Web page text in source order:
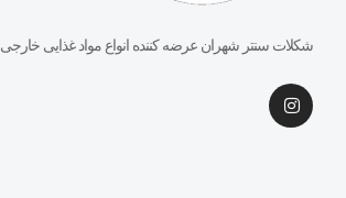
شکلات سنتر شهران عرضه کننده انواع مواد غذایی خارجی